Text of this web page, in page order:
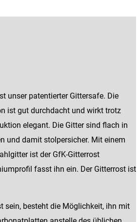
unser patentierter Gittersafe. Die
ist gut durchdacht und wirkt trotz
elegant. Die Gitter sind flach in
und damit stolpersicher. Mit einem
ist der GfK-Gitterrost
fasst ihn ein. Der Gitterrost ist
sein, besteht die Möglichkeit, ihn mit